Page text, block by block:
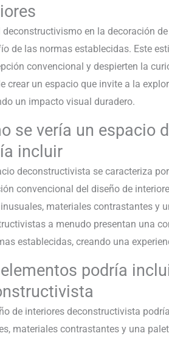
deconstructivismo en la decoración
de las normas establecidas. Este
convencional y despierten la
crear un espacio que invite a la
un impacto visual duradero.
se vería un espacio
incluir
deconstructivista se caracteriza
convencional del diseño de
materiales contrastantes y
a menudo presentan una
establecidas, creando una
podría
de interiores deconstructivista
materiales contrastantes y una